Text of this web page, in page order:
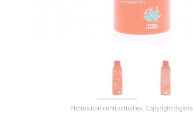
Photos non contractuelles. Copyright